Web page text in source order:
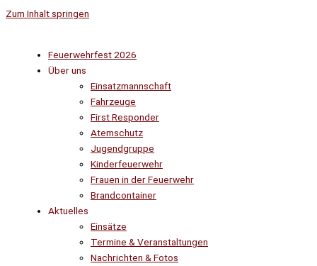
Zum Inhalt springen
Feuerwehrfest 2026
Über uns
Einsatzmannschaft
Fahrzeuge
First Responder
Atemschutz
Jugendgruppe
Kinderfeuerwehr
Frauen in der Feuerwehr
Brandcontainer
Aktuelles
Einsätze
Termine & Veranstaltungen
Nachrichten & Fotos